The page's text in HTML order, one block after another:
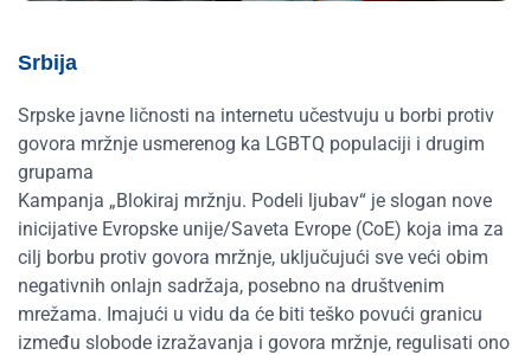
Srbija
Srpske javne ličnosti na internetu učestvuju u borbi protiv
govora mržnje usmerenog ka LGBTQ populaciji i drugim
grupama
Kampanja „Blokiraj mržnju. Podeli ljubav“ je slogan nove
inicijative Evropske unije/Saveta Evrope (CoE) koja ima za
cilj borbu protiv govora mržnje, uključujući sve veći obim
negativnih onlajn sadržaja, posebno na društvenim
mrežama. Imajući u vidu da će biti teško povući granicu
između slobode izražavanja i govora mržnje, regulisati ono